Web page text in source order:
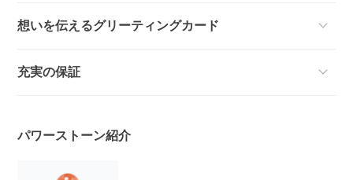
想いを伝えるグリーティングカード
充実の保証
パワーストーン紹介